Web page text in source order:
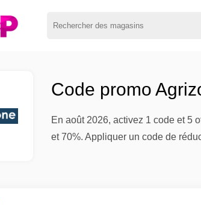
Code promo
En août 2026, activez 1 code et 5
et 70%. Appliquer un code de